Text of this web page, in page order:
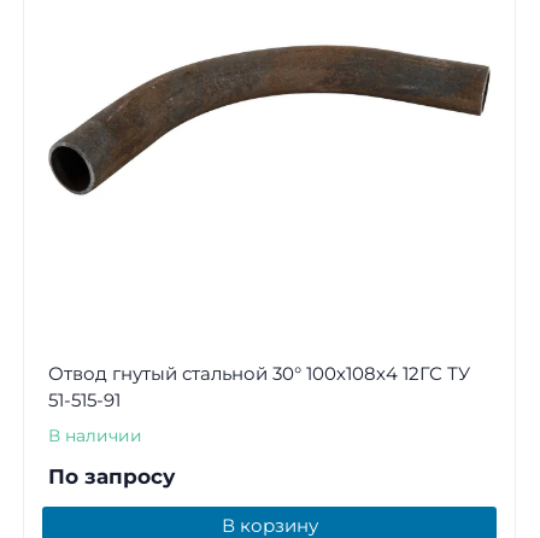
Отвод гнутый стальной 30° 100х108х4 12ГС ТУ
51-515-91
В наличии
По запросу
В корзину